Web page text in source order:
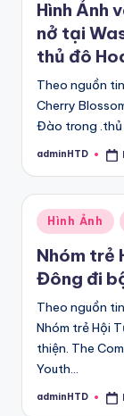
Hình Ảnh
nở tại
thủ đô
Theo nguồn
Cherry
Đào trong .thủ
Posted
adminHTD
Posted
Hình Ảnh
Nhóm trẻ
Đông đi
Theo nguồn
Nhóm trẻ Hội
thiện. The
Youth…
Posted
adminHTD